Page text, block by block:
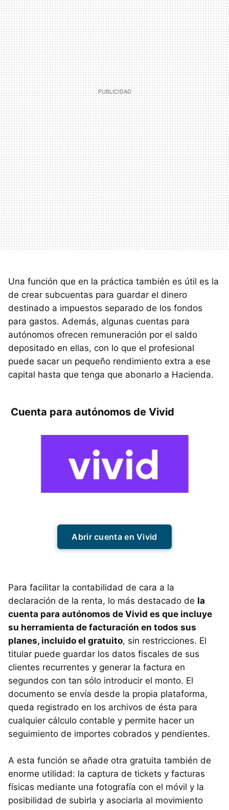
Una función que en la práctica también es útil es la
de crear subcuentas para guardar el dinero
destinado a impuestos separado de los fondos
para gastos. Además, algunas cuentas para
autónomos ofrecen remuneración por el saldo
depositado en ellas, con lo que el profesional
puede sacar un pequeño rendimiento extra a ese
capital hasta que tenga que abonarlo a Hacienda.
Cuenta para autónomos de Vivid
Abrir cuenta en Vivid
Para facilitar la contabilidad de cara a la
declaración de la renta, lo más destacado de la
cuenta para autónomos de Vivid es que incluye
su herramienta de facturación en todos sus
planes, incluido el gratuito, sin restricciones. El
titular puede guardar los datos fiscales de sus
clientes recurrentes y generar la factura en
segundos con tan sólo introducir el monto. El
documento se envía desde la propia plataforma,
queda registrado en los archivos de ésta para
cualquier cálculo contable y permite hacer un
seguimiento de importes cobrados y pendientes.
A esta función se añade otra gratuita también de
enorme utilidad: la captura de tickets y facturas
físicas mediante una fotografía con el móvil y la
posibilidad de subirla y asociarla al movimiento